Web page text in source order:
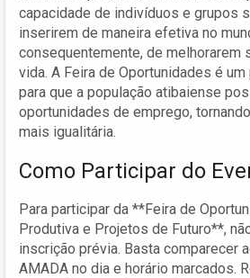
capacidade de indivíduos e grupos
inserirem de maneira efetiva no
consequentemente, de melhorarem
vida. A Feira de Oportunidades é
para que a população atibaiense
oportunidades de emprego,
mais igualitária.
Como Participar do
Para participar da **Feira de
Produtiva e Projetos de Futuro**,
inscrição prévia. Basta comparecer
AMADA no dia e horário marcados.